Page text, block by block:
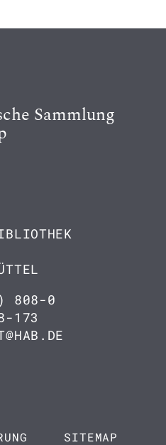
Sammlung
808-0
173
SITEMAP